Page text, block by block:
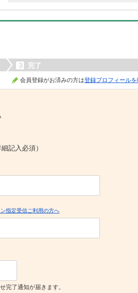
３ 完了
会員登録がお済みの方は登録プロフィール
記入必須）
指定受信ご利用の方へ
完了通知が届きます。